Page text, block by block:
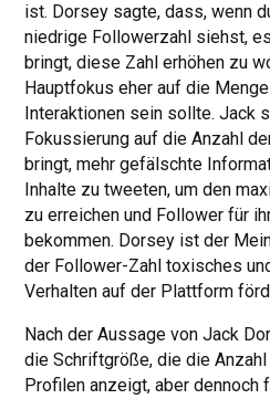
ist. Dorsey sagte, dass, wenn
niedrige Followerzahl siehst,
bringt, diese Zahl erhöhen zu
Hauptfokus eher auf die
Interaktionen sein sollte. Jack
Fokussierung auf die Anzahl
bringt, mehr gefälschte
Inhalte zu tweeten, um den
zu erreichen und Follower für
bekommen. Dorsey ist der
der Follower-Zahl toxisches
Verhalten auf der Plattform
Nach der Aussage von Jack
die Schriftgröße, die die
Profilen anzeigt, aber dennoch